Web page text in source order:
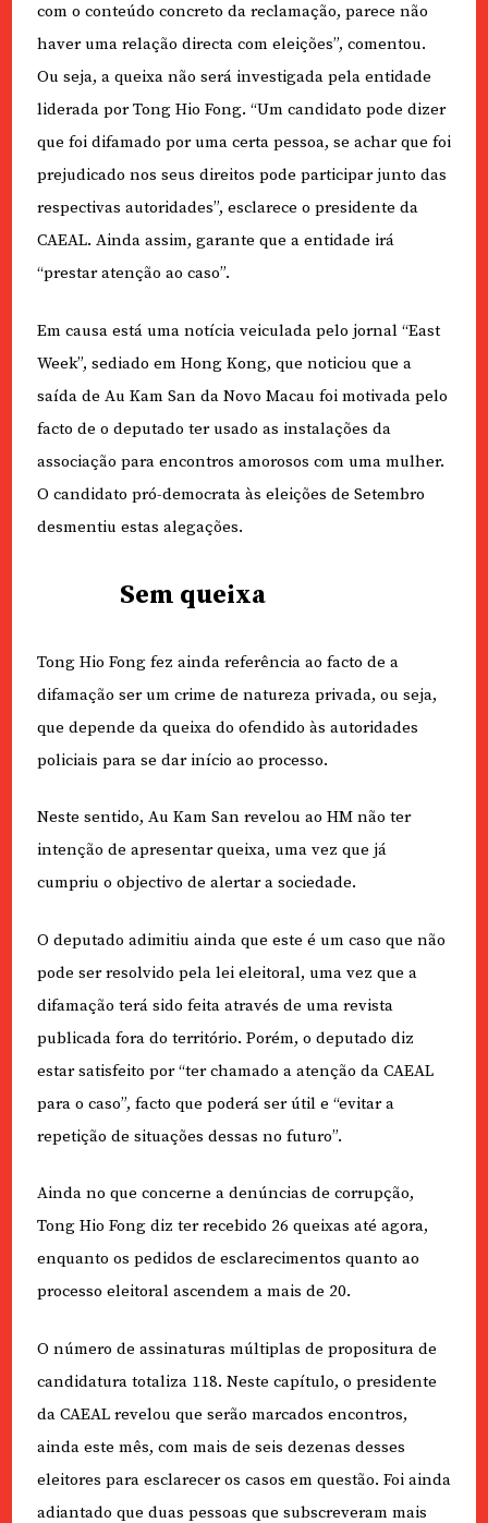
com o conteúdo concreto da reclamação, parece não
haver uma relação directa com eleições”, comentou.
Ou seja, a queixa não será investigada pela entidade
liderada por Tong Hio Fong. “Um candidato pode dizer
que foi difamado por uma certa pessoa, se achar que foi
prejudicado nos seus direitos pode participar junto das
respectivas autoridades”, esclarece o presidente da
CAEAL. Ainda assim, garante que a entidade irá
“prestar atenção ao caso”.
Em causa está uma notícia veiculada pelo jornal “East
Week”, sediado em Hong Kong, que noticiou que a
saída de Au Kam San da Novo Macau foi motivada pelo
facto de o deputado ter usado as instalações da
associação para encontros amorosos com uma mulher.
O candidato pró-democrata às eleições de Setembro
desmentiu estas alegações.
Sem queixa
Tong Hio Fong fez ainda referência ao facto de a
difamação ser um crime de natureza privada, ou seja,
que depende da queixa do ofendido às autoridades
policiais para se dar início ao processo.
Neste sentido, Au Kam San revelou ao HM não ter
intenção de apresentar queixa, uma vez que já
cumpriu o objectivo de alertar a sociedade.
O deputado adimitiu ainda que este é um caso que não
pode ser resolvido pela lei eleitoral, uma vez que a
difamação terá sido feita através de uma revista
publicada fora do território. Porém, o deputado diz
estar satisfeito por “ter chamado a atenção da CAEAL
para o caso”, facto que poderá ser útil e “evitar a
repetição de situações dessas no futuro”.
Ainda no que concerne a denúncias de corrupção,
Tong Hio Fong diz ter recebido 26 queixas até agora,
enquanto os pedidos de esclarecimentos quanto ao
processo eleitoral ascendem a mais de 20.
O número de assinaturas múltiplas de propositura de
candidatura totaliza 118. Neste capítulo, o presidente
da CAEAL revelou que serão marcados encontros,
ainda este mês, com mais de seis dezenas desses
eleitores para esclarecer os casos em questão. Foi ainda
adiantado que duas pessoas que subscreveram mais